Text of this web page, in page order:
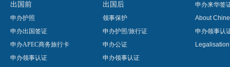
出国前
申办护照
申办出国签证
申办APEC商务旅行卡
申办领事认证
出国后
领事保护
申办护照/旅行证
申办公证
申办领事认证
申办来华签
About
申办领事认